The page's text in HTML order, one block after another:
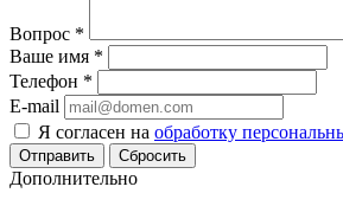
Вопрос *
Ваше имя *
Телефон *
E-mail
Я согласен на обработку
Сбросить
Дополнительно